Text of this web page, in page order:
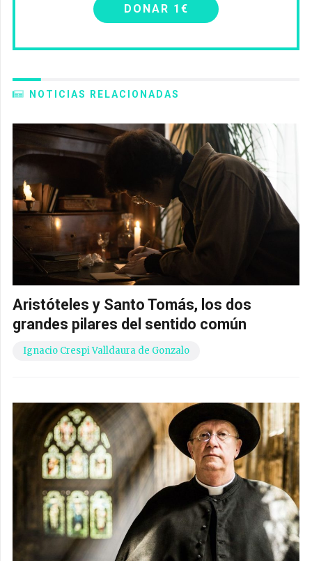
DONAR 1€
NOTICIAS RELACIONADAS
Aristóteles y Santo Tomás, los dos
grandes pilares del sentido común
Ignacio Crespi Valldaura de Gonzalo